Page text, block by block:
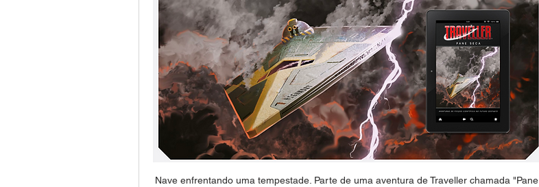
Nave enfrentando uma tempestade. Parte de uma aventura de Traveller chamada "Pane